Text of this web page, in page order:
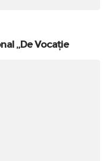
„De Vocație